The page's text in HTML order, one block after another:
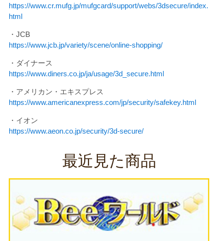
https://www.cr.mufg.jp/mufgcard/support/webs/3dsecure/index.
html
・JCB
https://www.jcb.jp/variety/scene/online-shopping/
・ダイナース
https://www.diners.co.jp/ja/usage/3d_secure.html
・アメリカン・エキスプレス
https://www.americanexpress.com/jp/security/safekey.html
・イオン
https://www.aeon.co.jp/security/3d-secure/
最近見た商品